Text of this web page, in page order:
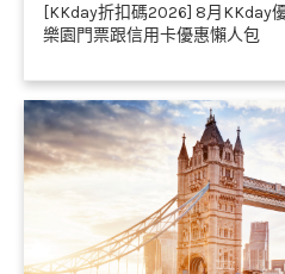
[KKday折扣碼2026] 8月KKday
樂園門票跟信用卡優惠懶人包